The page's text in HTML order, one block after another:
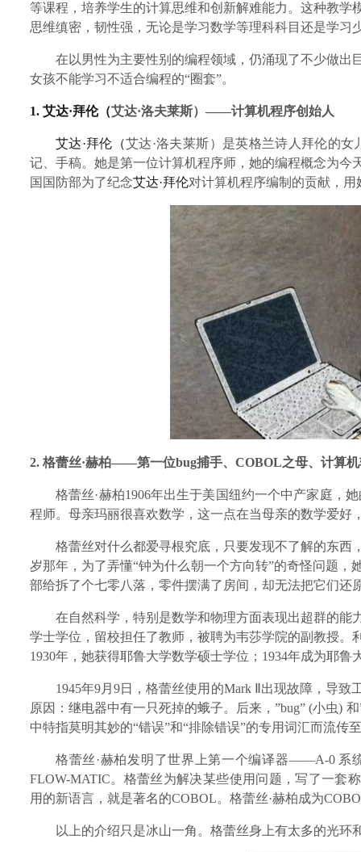
等课程，培养学生的计算思维和创新解难能力。这种教
思维缜密，韧性强，无论是学习数学等理科科目还是学习
在以男性为主要性别的编程领域，仍涌现了不少做
女孩不能学习不适合编程的“圈套”。
1. 艾达·拜伦 （艾达·洛夫莱斯）——计算机程序创始人
艾达·拜伦 （艾达·洛夫莱斯）是英格兰诗人拜伦的
记、手稿。她是第一位计算机程序师，她的编程概念为
国国防部为了纪念艾达·拜伦对计算机程序编制的贡献，
2. 格蕾丝·赫柏——第一位bug捕手、 COBOL之母、计算
格蕾丝·赫柏1906年出生于美国纽约一个中产家庭， 她
程师。母亲玛丽很喜欢数学，这一点在当母亲的数学爱好
格蕾丝对什么都爱寻根究底，只要发现不了解的东
岁那年，为了弄懂“钟为什么朝一个方向转”的奇怪问题
部给拆了个七零八落，零件摆满了房间，却无法把它们
在自然科学，特别是数学和物理方面表现出超群的能
学士学位，留校担任了教师，被聘为韦莎学院的副教授
1930年，她获得耶鲁大学数学硕士学位；1934年成为耶鲁
1945年9月9日，格蕾丝使用的Mark Ⅱ出现故障，导
原因：继电器中有一只死掉的蛾子。后来，”bug” (小虫)
中特指莫明其妙的“错误”和“排除错误”的专用词汇而流传
格蕾丝·赫柏发明了世界上第一个编译器——A-0 系
FLOW-MATIC。格蕾丝为解决某些使用问题，写了一套
用的新语言，就是著名的COBOL。格蕾丝·赫柏成为
以上的介绍只是冰山一角。格蕾丝身上有太多的光